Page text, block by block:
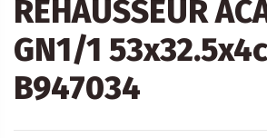
REHAUSSEUR
GN1/1
B947034